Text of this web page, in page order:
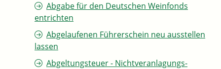
Abgabe für den Deutschen Weinfonds
entrichten
Abgelaufenen Führerschein neu ausstellen
lassen
Abgeltungsteuer - Nichtveranlagungs-